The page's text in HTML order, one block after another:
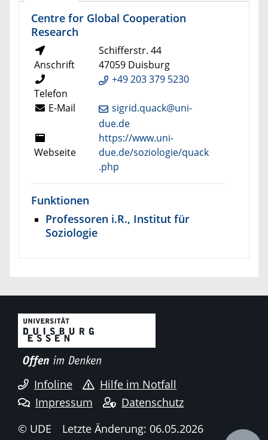
Centre for Global Cooperation
Research
Anschrift
Schifferstr. 44
47059 Duisburg
Telefon
+49 203 379 5230
E-Mail
sigrid.quack@uni-
due.de
Webseite
https://www.uni-
due.de/soziologie/quack
.php
Funktionen
Professoren i.R., Institut für
Soziologie
Infoline
Hilfe im Notfall
Impressum
Datenschutz
© UDE
Letzte Änderung: 06.05.2026